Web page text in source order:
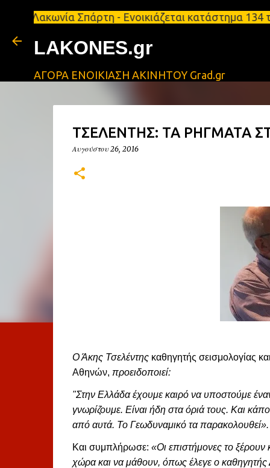
Σπάρτη - Ενοικιάζεται κατάστημα 134
LAKONES.gr
ΑΓΟΡΑ ΕΝΟΙΚΙΑΣΗ ΑΚΙΝΗΤΟΥ Grad.gr
ΤΣΕΛΕΝΤΗΣ: ΤΑ ΡΗΓΜΑΤΑ
Αυγούστου 26, 2016
Ο Άκης Τσελέντης καθηγητής σεισμολογίας
Αθηνών, προειδοποιεί:
"Στην Ελλάδα έχουμε καιρό να υποστούμε
γνωρίζουμε. Είναι ήδη στα όριά τους. Και
από αυτά. Το Γεωδυναμικό τα παρακολουθεί».
Και συμπλήρωσε: «Οι επιστήμονες το ξέρουν
χώρα και να μάθουν, όπως έλεγε ο καθηγητής